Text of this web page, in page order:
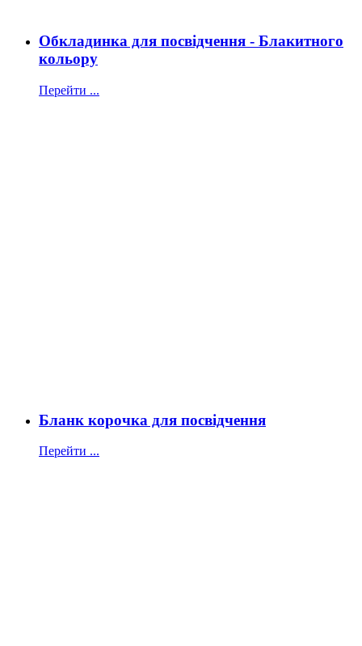
Обкладинка для посвідчення - Блакитного
кольору
Перейти ...
Бланк корочка для посвідчення
Перейти ...